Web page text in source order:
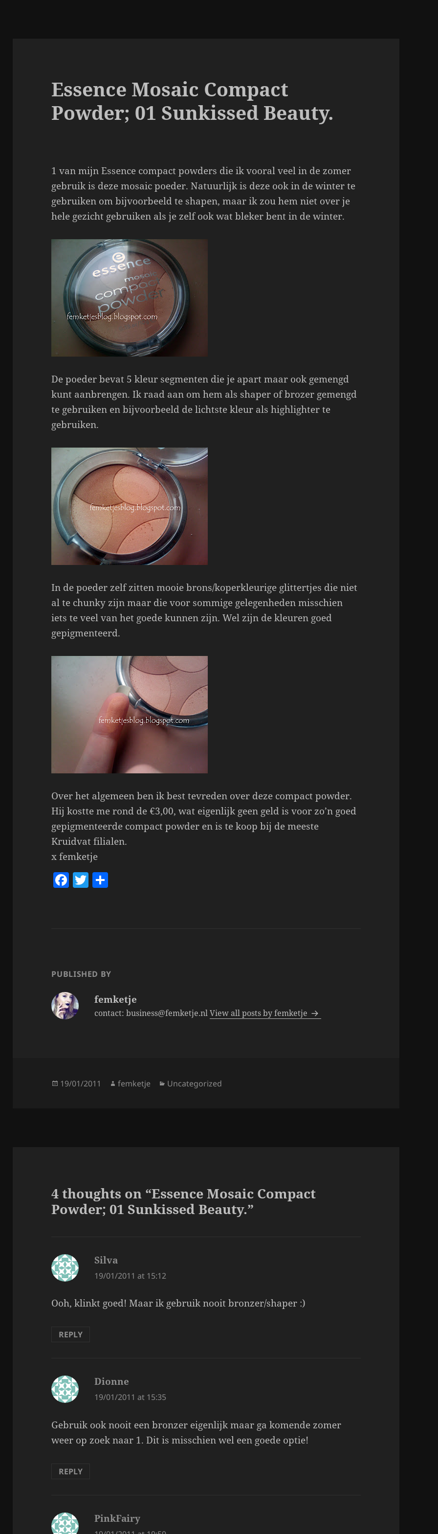
Essence Mosaic Compact
Powder; 01 Sunkissed Beauty.
1 van mijn Essence compact powders die ik vooral veel in de zomer
gebruik is deze mosaic poeder. Natuurlijk is deze ook in de winter te
gebruiken om bijvoorbeeld te shapen, maar ik zou hem niet over je
hele gezicht gebruiken als je zelf ook wat bleker bent in de winter.
De poeder bevat 5 kleur segmenten die je apart maar ook gemengd
kunt aanbrengen. Ik raad aan om hem als shaper of brozer gemengd
te gebruiken en bijvoorbeeld de lichtste kleur als highlighter te
gebruiken.
In de poeder zelf zitten mooie brons/koperkleurige glittertjes die niet
al te chunky zijn maar die voor sommige gelegenheden misschien
iets te veel van het goede kunnen zijn. Wel zijn de kleuren goed
gepigmenteerd.
Over het algemeen ben ik best tevreden over deze compact powder.
Hij kostte me rond de €3,00, wat eigenlijk geen geld is voor zo’n goed
gepigmenteerde compact powder en is te koop bij de meeste
Kruidvat filialen.
x femketje
F
o
k
T
PUBLISHED BY
femketje
contact: business@femketje.nlView all posts by femketje
Posted
19/01/2011 Author
femketje Categories
Uncategorized
4 thoughts on “Essence Mosaic Compact
Powder; 01 Sunkissed Beauty.”
Silva
19/01/2011 at 15:12
Ooh, klinkt goed! Maar ik gebruik nooit bronzer/shaper :)
REPLY
Dionne
19/01/2011 at 15:35
Gebruik ook nooit een bronzer eigenlijk maar ga komende zomer
weer op zoek naar 1. Dit is misschien wel een goede optie!
REPLY
PinkFairy